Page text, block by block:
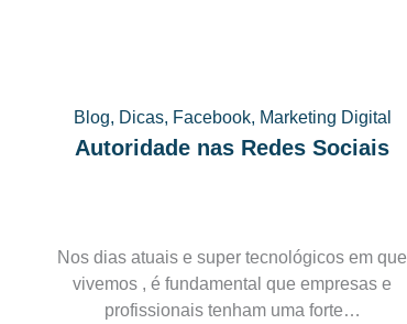
Blog, Dicas, Facebook, Marketing Digital
Autoridade nas Redes Sociais
Nos dias atuais e super tecnológicos em que
vivemos , é fundamental que empresas e
profissionais tenham uma forte…